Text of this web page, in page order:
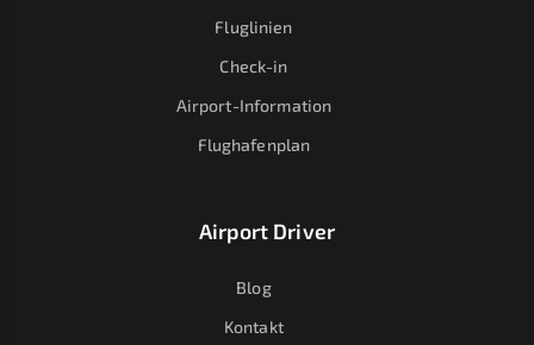
Fluglinien
Check-in
Airport-Information
Flughafenplan
Airport Driver
Blog
Kontakt